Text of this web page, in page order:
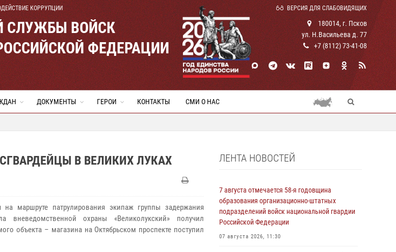
КОРРУПЦИИ ВЕРСИЯ ДЛЯ СЛАБОВИДЯЩИХ
СЛУЖБЫ ВОЙСК
ФЕДЕРАЦИИ
180014, г. Псков
ул. Н.Васильева д. 77
+7 (8112) 73-41-08
ДОКУМЕНТЫ ГЕРОИ КОНТАКТЫ СМИ О НАС
В ВЕЛИКИХ ЛУКАХ
на маршруте патрулирования экипаж группы задержания
вневедомственной охраны «Великолукский» получил
объекта – магазина на Октябрьском проспекте поступил
ЛЕНТА НОВОСТЕЙ
7 августа отмечается 58-я годовщина
образования организационно-штатных
подразделений войск национальной гвардии
Российской Федерации
07 августа 2026, 11:30